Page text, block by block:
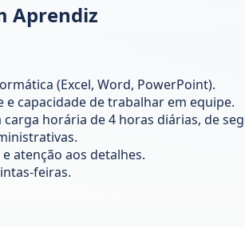
Aprendiz
(Excel, Word, PowerPoint).
capacidade de trabalhar em equipe.
horária de 4 horas diárias, de
atenção aos detalhes.
feiras.